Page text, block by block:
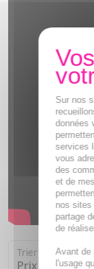
Trier par
Sur nos
données
services
vous
des
et de
nos sites
partage
de
Avant de
l'usage